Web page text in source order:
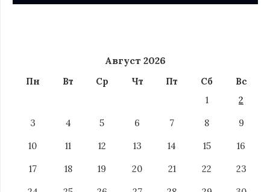
Август 2026
Пн Вт Ср Чт Пт Сб
Вс
1
2
3
4 5 6 7 8
9
10
11 12 13 14 15
16
17
18 19 20 21 22
23